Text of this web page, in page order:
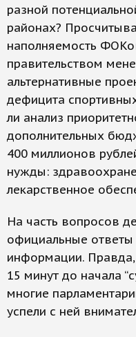
разной
районах?
наполняемость
правительством
альтернативные
дефицита
ли анализ
дополнительных
400 миллионов
нужды:
лекарственное
На часть вопросов
официальные ответы
информации.
15 минут до начала
многие
успели с ней